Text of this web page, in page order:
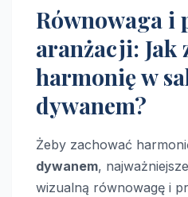
Równowaga i
aranżacji: Jak
harmonię w
dywanem?
Żeby zachować
dywanem,
wizualną równowagę i